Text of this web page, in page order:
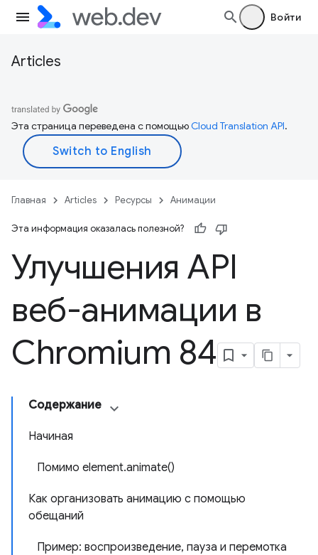
Войти
Articles
Эта страница переведена с помощьюCloud Translation API.
Главная Articles Ресурсы Анимации
Эта информация оказалась полезной?
Улучшения API
веб-анимации в
Chromium 84
Содержание
Начиная
Помимо element.animate()
Как организовать анимацию с помощью
обещаний
Пример: воспроизведение, пауза и перемотка